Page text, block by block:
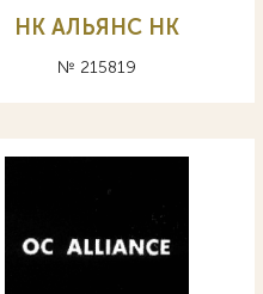
НК АЛЬЯНС HK
№ 215819